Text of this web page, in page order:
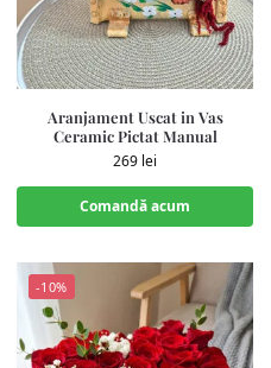
Aranjament Uscat in Vas
Ceramic Pictat Manual
269 lei
Comandă acum
-10%